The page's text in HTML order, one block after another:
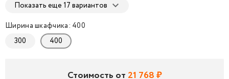
Стоимость от 21 768 ₽
Показать еще 17 вариантов
Ширина шкафчика: 400
300
400